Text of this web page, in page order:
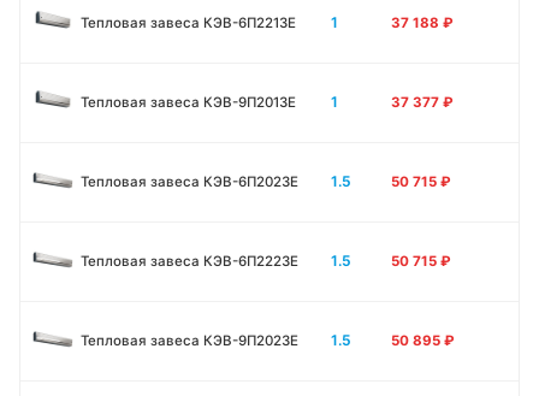
Тепловая завеса КЭВ-6П2213Е 1 37 188 ₽
Тепловая завеса КЭВ-9П2013E 1 37 377 ₽
Тепловая завеса КЭВ-6П2023E 1.5 50 715 ₽
Тепловая завеса КЭВ-6П2223E 1.5 50 715 ₽
Тепловая завеса КЭВ-9П2023E 1.5 50 895 ₽